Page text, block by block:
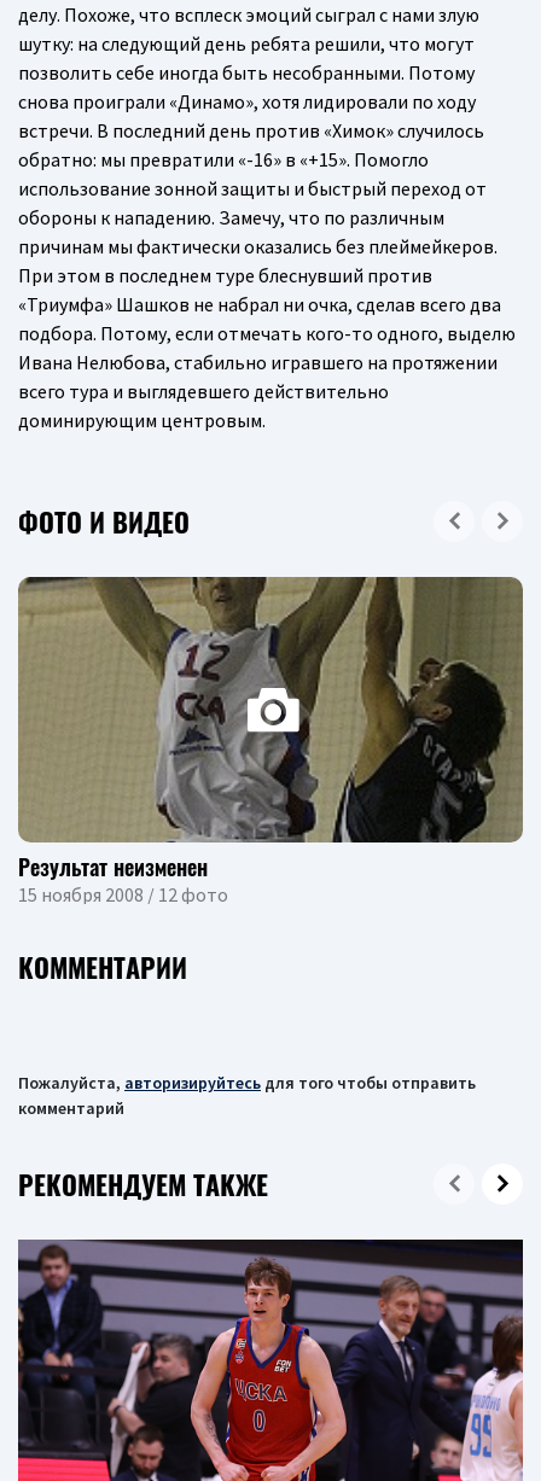
делу. Похоже, что всплеск эмоций сыграл с нами злую
шутку: на следующий день ребята решили, что могут
позволить себе иногда быть несобранными. Потому
снова проиграли «Динамо», хотя лидировали по ходу
встречи. В последний день против «Химок» случилось
обратно: мы превратили «-16» в «+15». Помогло
использование зонной защиты и быстрый переход от
обороны к нападению. Замечу, что по различным
причинам мы фактически оказались без плеймейкеров.
При этом в последнем туре блеснувший против
«Триумфа» Шашков не набрал ни очка, сделав всего два
подбора. Потому, если отмечать кого-то одного, выделю
Ивана Нелюбова, стабильно игравшего на протяжении
всего тура и выглядевшего действительно
доминирующим центровым.
ФОТО И ВИДЕО
Результат неизменен
15 ноября 2008 / 12 фото
КОММЕНТАРИИ
Пожалуйста, авторизируйтесь для того чтобы отправить
комментарий
РЕКОМЕНДУЕМ ТАКЖЕ